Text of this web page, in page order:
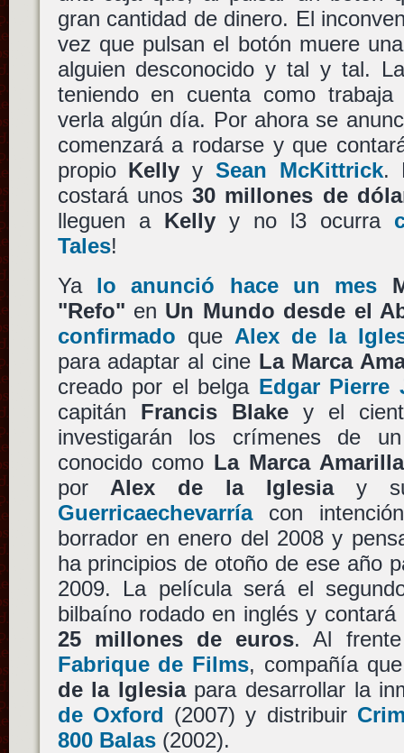
gran cantidad de dinero. El
vez que pulsan el botón muere
alguien desconocido y tal y tal.
teniendo en cuenta como
verla algún día. Por ahora se
comenzará a rodarse y que
propio Kelly y Sean McKittrick.
costará unos30 millones de
lleguen a Kellyy no l3 ocurra
Tales!
Ya lo anunció hace un mes
"Refo" en Un Mundo desde el
confirmado que Alex de la
para adaptar al cine La Marca
creado por el belga Edgar Pierre
capitán Francis Blakey el
investigarán los crímenes de
conocido como La Marca Amarilla
por Alex de la Iglesiay su
Guerricaechevarríacon
borrador en enero del 2008 y
ha principios de otoño de ese año
2009. La película será el
bilbaíno rodado en inglés y
25 millones de euros. Al
Fabrique de Films, compañía
de la Iglesiapara desarrollar la
de Oxford (2007) y distribuir
800 Balas(2002).